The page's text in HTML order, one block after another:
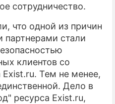
сотрудничество.
что одной из причин
стали
клиентов со
Тем не менее,
Дело в
ресурса Exist.ru,